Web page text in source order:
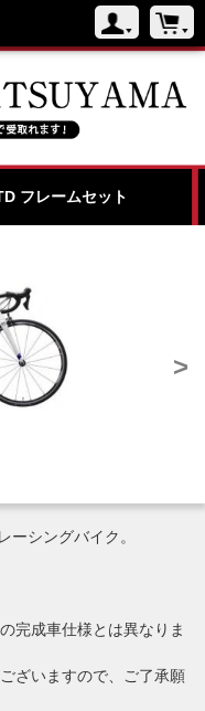
フレームセット
>
ーシングバイク。
完成車仕様とは異なりま
ざいますので、ご了承願